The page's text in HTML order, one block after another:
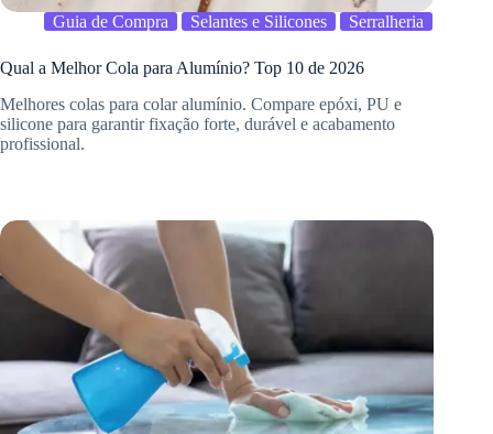
Guia de Compra Selantes e Silicones Serralheria
Qual a Melhor Cola para Alumínio? Top 10 de 2026
Melhores colas para colar alumínio. Compare epóxi, PU e
silicone para garantir fixação forte, durável e acabamento
profissional.